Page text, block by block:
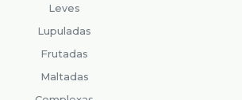
Leves
Lupuladas
Frutadas
Maltadas